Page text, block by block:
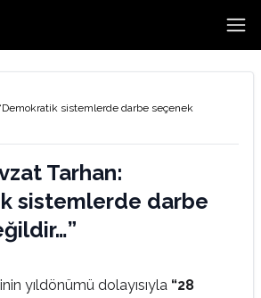
sistemlerde darbe seçenek
Tarhan:
sistemlerde darbe
yıldönümü dolayısıyla “28